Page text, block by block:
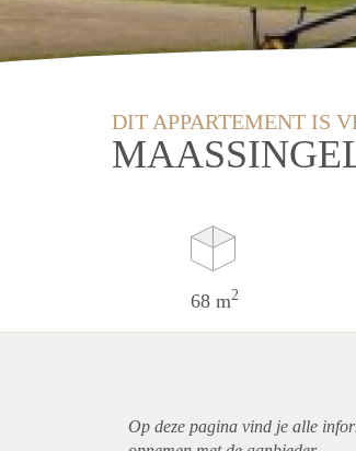
DIT APPARTEMENT IS
68 m2
Op deze pagina vind je alle